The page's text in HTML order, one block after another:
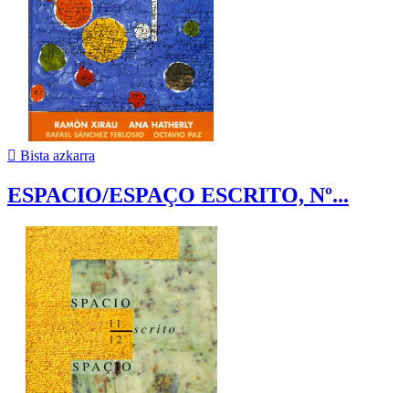
 Bista azkarra
ESPACIO/ESPAÇO ESCRITO, Nº...